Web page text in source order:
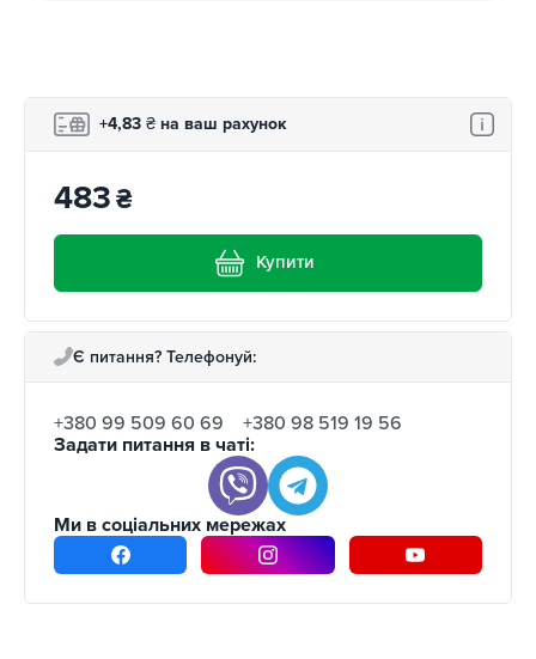
+4,83 ₴ на ваш рахунок
483₴
Купити
Є питання? Телефонуй:
+380 99 509 60 69
+380 98 519 19 56
Задати питання в чаті:
Ми в соціальних мережах